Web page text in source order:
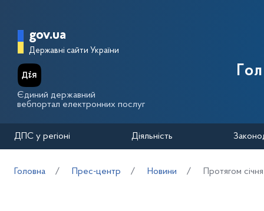
Головна сторінка Державної
gov.ua
Державні сайти України
Єдиний державний
вебпортал електронних послуг
ДПС у регіоні Діяльність
Головна Прес-центр Новини Протягом